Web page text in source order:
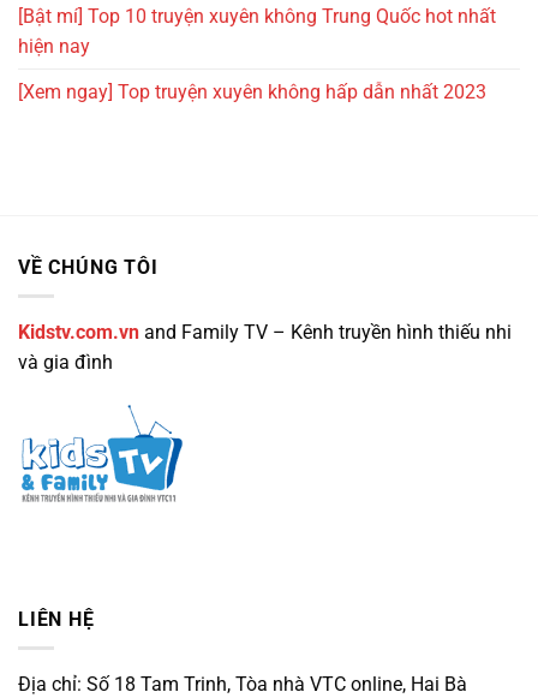
[Bật mí] Top 10 truyện xuyên không Trung Quốc hot nhất
hiện nay
[Xem ngay] Top truyện xuyên không hấp dẫn nhất 2023
VỀ CHÚNG TÔI
Kidstv.com.vn and Family TV – Kênh truyền hình thiếu nhi
và gia đình
LIÊN HỆ
Địa chỉ: Số 18 Tam Trinh, Tòa nhà VTC online, Hai Bà